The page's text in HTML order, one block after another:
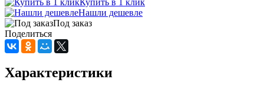
Нашли дешевле
Под заказ
Поделиться
Характеристики